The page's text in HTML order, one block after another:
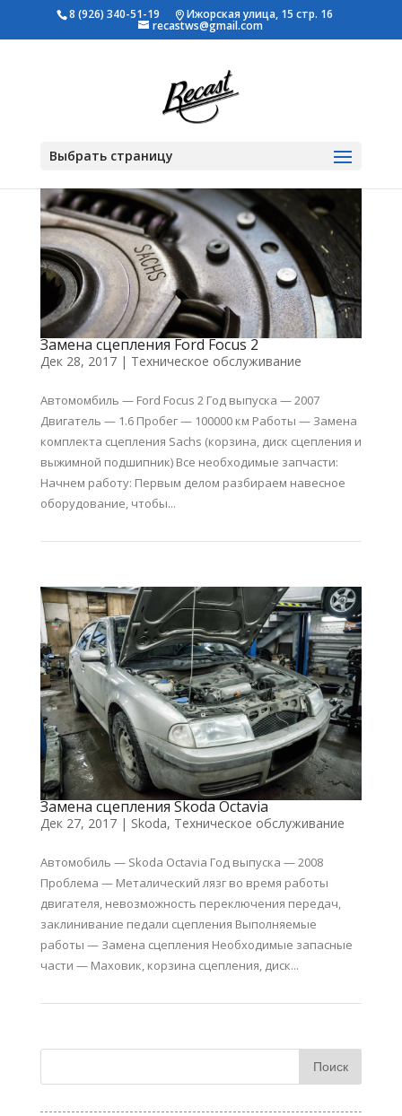
8 (926) 340-51-19 Ижорская улица, 15 стр. 16
recastws@gmail.com
Выбрать страницу
Замена сцепления Ford Focus 2
Дек 28, 2017| Техническое обслуживание
Автомомбиль — Ford Focus 2 Год выпуска — 2007
Двигатель — 1.6 Пробег — 100000 км Работы — Замена
комплекта сцепления Sachs (корзина, диск сцепления и
выжимной подшипник) Все необходимые запчасти:
Начнем работу: Первым делом разбираем навесное
оборудование, чтобы...
Замена сцепления Skoda Octavia
Дек 27, 2017| Skoda, Техническое обслуживание
Автомобиль — Skoda Octavia Год выпуска — 2008
Проблема — Металический лязг во время работы
двигателя, невозможность переключения передач,
заклинивание педали сцепления Выполняемые
работы — Замена сцепления Необходимые запасные
части — Маховик, корзина сцепления, диск...